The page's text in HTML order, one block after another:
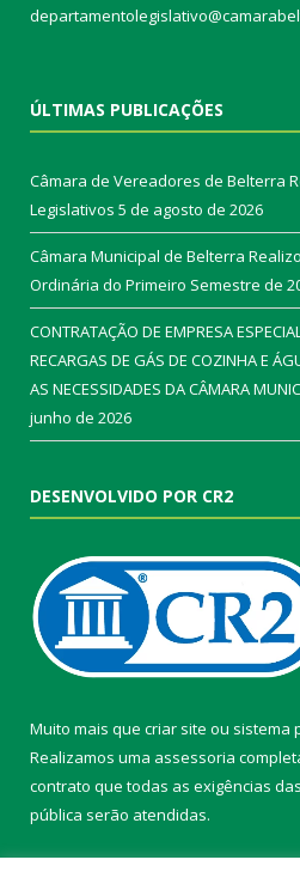
ÚLTIMAS PUBLICAÇÕES
Câmara de Vereadores de Belterra
Legislativos 5 de agosto de 2026
Câmara Municipal de Belterra
Ordinária do Primeiro Semestre de
CONTRATAÇÃO DE EMPRESA
RECARGAS DE GÁS DE COZINHA E
AS NECESSIDADES DA CÂMARA
junho de 2026
DESENVOLVIDO POR CR2
Muito mais que criar site ou sistema
Realizamos uma assessoria
contrato que todas as exigências das
pública serão atendidas.